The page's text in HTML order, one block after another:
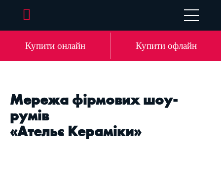
LV RU
Купити онлайн Купити офлайн
Мережа фірмових шоу-
румів
«Ательє Кераміки»